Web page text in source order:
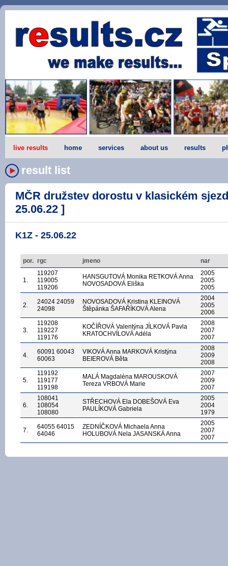
live results home services about us results
result list
MČR družstev dorostu v klasickém
25.06.22 ]
K1Z - 25.06.22
por. rgc jmeno nar
1.
119207
119005
119206
HANSGUTOVÁ Monika RETKOVÁ Anna
NOVOSADOVÁ Eliška
2005
2005
2005
2.
24024 24059
24098
NOVOSADOVÁ Kristina KLEINOVÁ
Štěpánka ŠAFAŘÍKOVÁ Alena
2004
2005
2006
3.
119208
119227
119176
KOČÍŘOVÁ Valentýna JÍLKOVÁ Pavla
KRATOCHVÍLOVÁ Adéla
2008
2007
2007
4.
60091 60043
60063
VIKOVÁ Anna MARKOVÁ Kristýna
BEIEROVÁ Běta
2008
2009
2008
5.
119192
119177
119198
MALÁ Magdaléna MAROUSKOVÁ
Tereza VRBOVÁ Marie
2007
2009
2007
6.
108041
108054
108080
STŘECHOVÁ Ela DOBEŠOVÁ Eva
PAULÍKOVÁ Gabriela
2005
2004
1979
7.
64055 64015
64046
ZEDNÍČKOVÁ Michaela Anna
HOLUBOVÁ Nela JASANSKÁ Anna
2005
2007
2007